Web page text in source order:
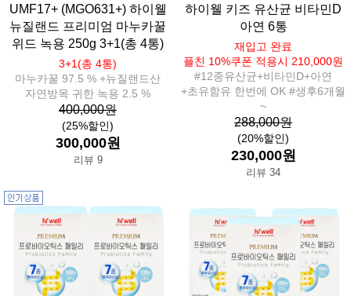
UMF17+ (MGO631+) 하이웰
뉴질랜드 프리미엄 마누카꿀
위드 녹용 250g 3+1(총 4통)
3+1(총 4통)
마누카꿀 97.5 % +뉴질랜드산
자연방목 귀한 녹용 2.5 %
400,000원
(25%할인)
300,000원
리뷰 9
하이웰 키즈 유산균 비타민D
아연 6통
재입고 완료
플친 10%쿠폰 적용시 210,000원
#12종유산균+비타민D+아연
+초유함유 한번에 OK #생후6개월
~
288,000원
(20%할인)
230,000원
리뷰 34